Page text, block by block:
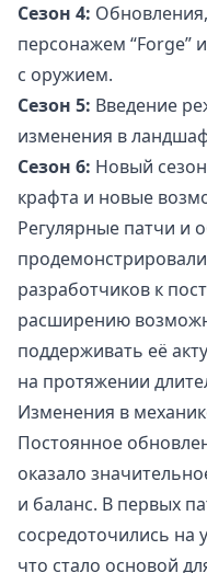
Сезон 4:
персонажем “Forge”
с оружием.
Сезон 5: Введение
изменения в
Сезон 6: Новый
крафта и новые
Регулярные патчи и
разработчиков к
расширению
поддерживать её
на протяжении
Изменения в
Постоянное
оказало
и баланс. В первых
сосредоточились на
что стало основой